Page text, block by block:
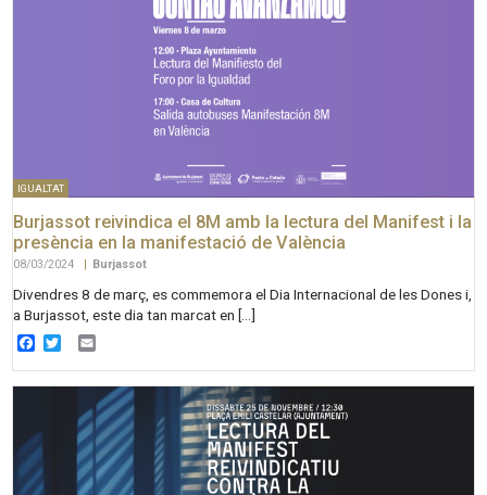
IGUALTAT
Burjassot reivindica el 8M amb la lectura del Manifest i la
presència en la manifestació de València
08/03/2024 Burjassot
Divendres 8 de març, es commemora el Dia Internacional de les Dones i,
a Burjassot, este dia tan marcat en […]
Facebook
Twitter